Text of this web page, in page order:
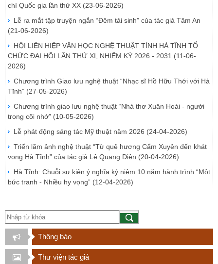
chí Quốc gia lần thứ XX (23-06-2026)
Lễ ra mắt tập truyện ngắn “Đêm tái sinh” của tác giả Tâm An
(21-06-2026)
HỘI LIÊN HIỆP VĂN HỌC NGHỆ THUẬT TỈNH HÀ TĨNH TỔ
CHỨC ĐẠI HỘI LẦN THỨ XI, NHIỆM KỲ 2026 - 2031 (11-06-
2026)
Chương trình Giao lưu nghệ thuật “Nhạc sĩ Hồ Hữu Thới với Hà
Tĩnh” (27-05-2026)
Chương trình giao lưu nghệ thuật “Nhà thơ Xuân Hoài - người
trong cõi nhớ” (10-05-2026)
Lễ phát động sáng tác Mỹ thuật năm 2026 (24-04-2026)
Triển lãm ảnh nghệ thuật “Từ quê hương Cẩm Xuyên đến khát
vọng Hà Tĩnh” của tác giả Lê Quang Diện (20-04-2026)
Hà Tĩnh: Chuỗi sự kiện ý nghĩa kỷ niệm 10 năm hành trình “Một
bức tranh - Nhiều hy vọng” (12-04-2026)
Thông báo
Thư viện tác giả